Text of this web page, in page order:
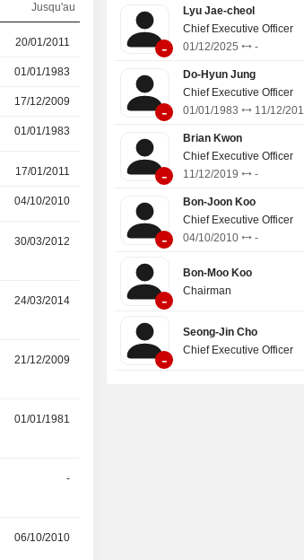
Jusqu'au
20/01/2011 11/12/2019
01/01/1983 11/12/2019
17/12/2009 11/12/2019
01/01/1983
17/01/2011 15/03/2019
04/10/2010 -
30/03/2012 01/01/2018
24/03/2014 01/12/2014
21/12/2009 31/03/2012
01/01/1981
-
06/10/2010
-
Lyu Jae-cheol
Chief Executive Officer
01/12/2025
-
-
Do-Hyun Jung
Chief Executive Officer
01/01/1983
11/12/
-
Brian Kwon
Chief Executive Officer
11/12/2019
-
-
Bon-Joon Koo
Chief Executive Officer
04/10/2010
-
-
Bon-Moo Koo
Chairman
-
Seong-Jin Cho
Chief Executive Officer